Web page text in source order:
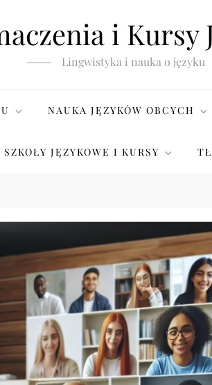
i Kursy
Lingwistyka i nauka o języku
NAUKA JĘZYKÓW OBCYCH
SZKOŁY JĘZYKOWE I KURSY